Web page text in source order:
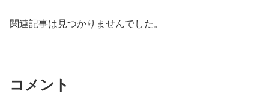
関連記事は見つかりませんでした。
コメント